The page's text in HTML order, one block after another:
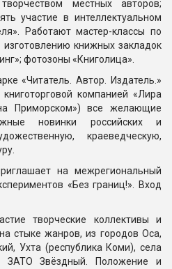
местных авторов;
участие в интеллектуальном
Работают мастер-классы по
книжных закладок
фотозоны «Книголица».
«Читатель. Автор. Издатель.»
компанией «Лира
Приморском») все желающие
новинки российских и
краеведческую,
на межрегиональный
«Без границ!». Вход
творческие коллективы и
стыке жанров, из городов Оса,
Ухта (республика Коми), села
ЗАТО Звёздный. Положение и